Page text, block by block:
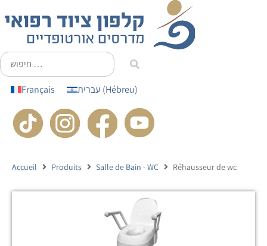
principal
Français עברית (Hébreu)
Accueil Produits Salle de Bain - WC Réhausseur de wc